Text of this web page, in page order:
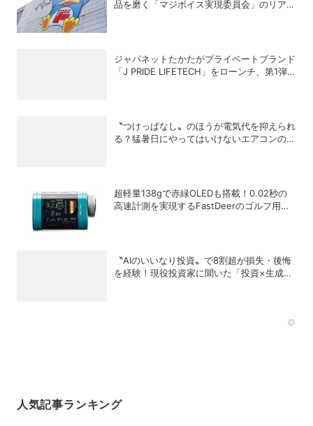
品を磨く「マジボイス実現委員会」のリアル
ジャパネットたかたがプライベートブランド
「J PRIDE LIFETECH」をローンチ、第1弾
〝つけっぱなし〟のほうが電気代を抑えられ
る？猛暑日にやってはいけないエアコンの使
超軽量138gで赤緑OLEDも搭載！0.02秒の
高速計測を実現するFastDeerのゴルフ用レ
〝AIのいいなり投資〟で8割超が損失・後悔
を経験！現役投資家に聞いた「投資×生成
人気記事ランキング